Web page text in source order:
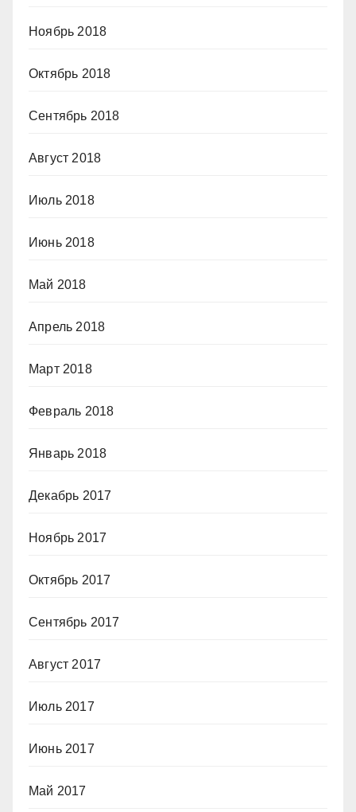
Ноябрь 2018
Октябрь 2018
Сентябрь 2018
Август 2018
Июль 2018
Июнь 2018
Май 2018
Апрель 2018
Март 2018
Февраль 2018
Январь 2018
Декабрь 2017
Ноябрь 2017
Октябрь 2017
Сентябрь 2017
Август 2017
Июль 2017
Июнь 2017
Май 2017